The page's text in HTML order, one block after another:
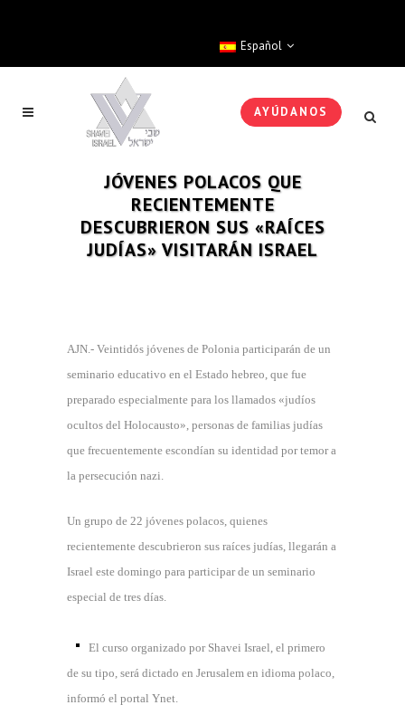
Español
AYÚDANOS
JÓVENES POLACOS QUE
RECIENTEMENTE
DESCUBRIERON SUS «RAÍCES
JUDÍAS» VISITARÁN ISRAEL
AJN.- Veintidós jóvenes de Polonia participarán de un
seminario educativo en el Estado hebreo, que fue
preparado especialmente para los llamados «judíos
ocultos del Holocausto», personas de familias judías
que frecuentemente escondían su identidad por temor a
la persecución nazi.
Un grupo de 22 jóvenes polacos, quienes
recientemente descubrieron sus raíces judías, llegarán a
Israel este domingo para participar de un seminario
especial de tres días.
El curso organizado por Shavei Israel, el primero
de su tipo, será dictado en Jerusalem en idioma polaco,
informó el portal Ynet.